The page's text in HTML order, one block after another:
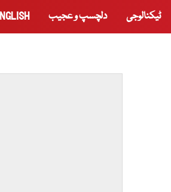
ٹیکنالوجی دلچسپ و عجیب